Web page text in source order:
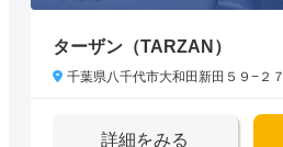
ターザン（TARZAN）
千葉県八千代市大和田新田５９−２７
詳細をみる